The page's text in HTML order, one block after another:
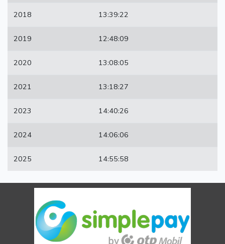
2018 13:39:22
2019 12:48:09
2020 13:08:05
2021 13:18:27
2023 14:40:26
2024 14:06:06
2025 14:55:58